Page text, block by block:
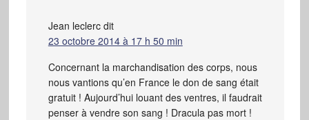
Jean leclerc dit
23 octobre 2014 à 17 h 50 min
Concernant la marchandisation des corps, nous
nous vantions qu’en France le don de sang était
gratuit ! Aujourd’hui louant des ventres, il faudrait
penser à vendre son sang ! Dracula pas mort !